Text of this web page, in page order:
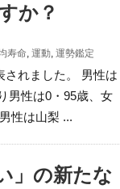
か？
寿命, 運動, 運勢鑑定
されました。 男性は
男性は0・95歳、女
性は山梨 ...
」の新たな